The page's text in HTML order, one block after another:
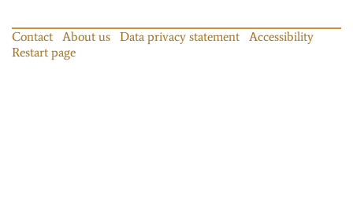
Contact About us Data privacy statement
Accessibility
Restart page